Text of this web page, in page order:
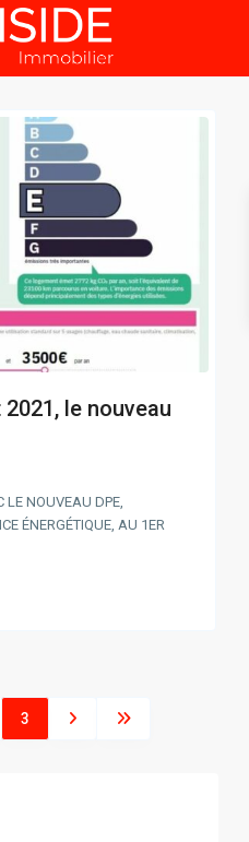
le nouveau
LE NOUVEAU DPE,
ÉNERGÉTIQUE, AU 1ER
3